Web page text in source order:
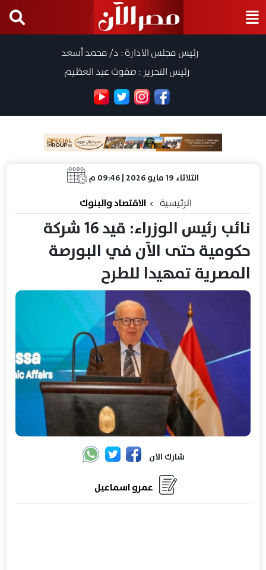
رئيس مجلس الادارة : د/ محمد أسعد
رئيس التحرير : صفوت عبد العظيم
الثلاثاء 19 مايو 2026 | 09:46 م
الرئيسية الاقتصاد والبنوك
نائب رئيس الوزراء: قيد 16 شركة
حكومية حتى الآن في البورصة
المصرية تمهيدا للطرح
شارك الان
عمرو اسماعيل